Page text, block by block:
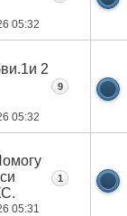
05:32
2
05:32
9
05:31
1